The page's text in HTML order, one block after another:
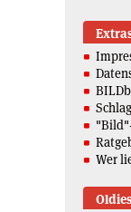
Wer
Oldies